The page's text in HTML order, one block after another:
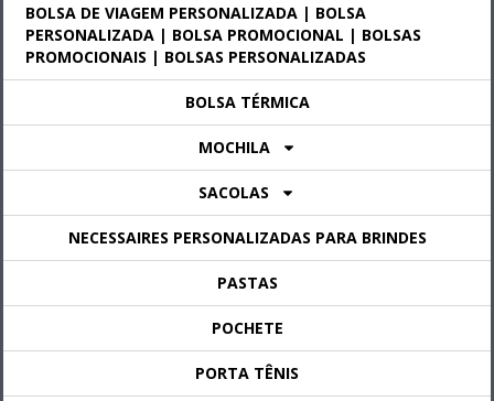
BOLSA DE VIAGEM PERSONALIZADA | BOLSA
PERSONALIZADA | BOLSA PROMOCIONAL | BOLSAS
PROMOCIONAIS | BOLSAS PERSONALIZADAS
BOLSA TÉRMICA
MOCHILA
SACOLAS
NECESSAIRES PERSONALIZADAS PARA BRINDES
PASTAS
POCHETE
PORTA TÊNIS